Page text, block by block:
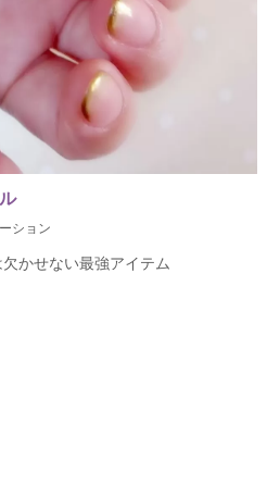
ション
かせない最強アイテム